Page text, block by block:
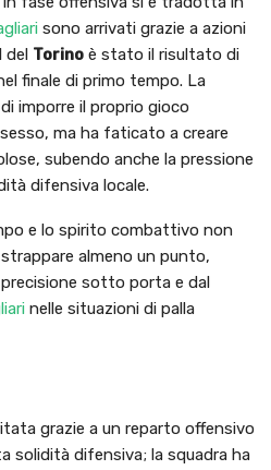
sono arrivati grazie a azioni
del Torino è stato il risultato di
finale di primo tempo. La
imporre il proprio gioco
ma ha faticato a creare
subendo anche la pressione
difensiva locale.
e lo spirito combattivo non
almeno un punto,
sotto porta e dal
nelle situazioni di palla
grazie a un reparto offensivo
solidità difensiva; la squadra ha